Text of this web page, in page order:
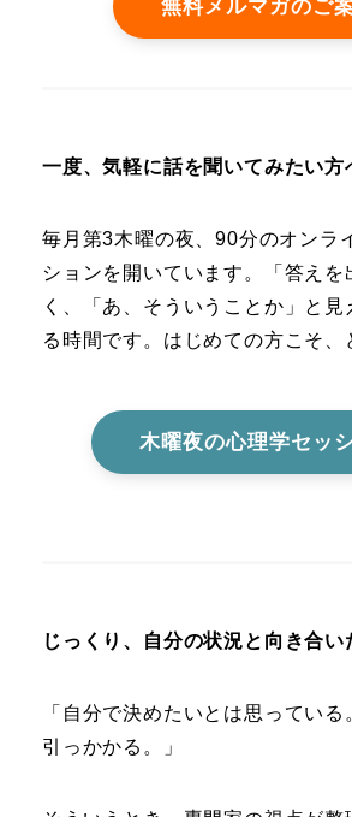
無料メルマガのご
一度、気軽に話を聞いてみたい方
毎月第3木曜の夜、90分のオンラ
ションを開いています。「答えを
く、「あ、そういうことか」と見
る時間です。はじめての方こそ、
木曜夜の心理学セッ
じっくり、自分の状況と向き合い
「自分で決めたいとは思ってい
引っかかる。」